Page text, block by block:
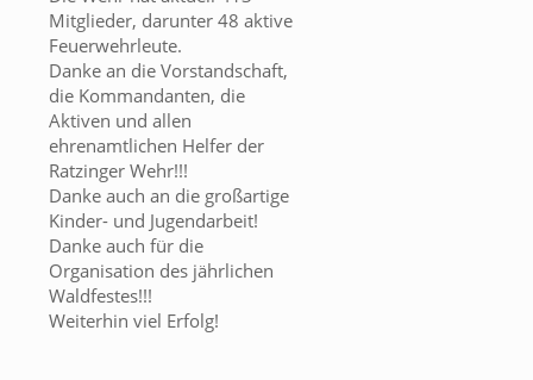
Mitglieder, darunter 48 aktive
Feuerwehrleute.
Danke an die Vorstandschaft,
die Kommandanten, die
Aktiven und allen
ehrenamtlichen Helfer der
Ratzinger Wehr!!!
Danke auch an die großartige
Kinder- und Jugendarbeit!
Danke auch für die
Organisation des jährlichen
Waldfestes!!!
Weiterhin viel Erfolg!